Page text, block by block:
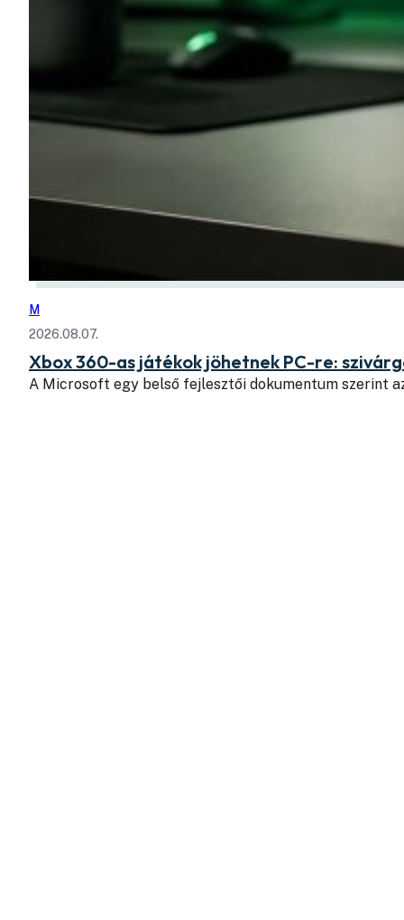
M
2026.08.07.
Xbox 360-as játékok jöhetnek PC-re:
A Microsoft egy belső fejlesztői dokumentum szerint